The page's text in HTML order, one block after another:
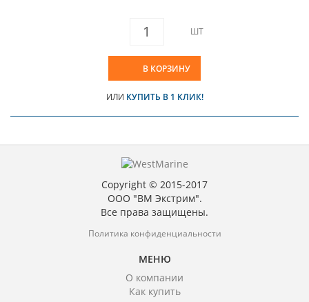
ШТ
В КОРЗИНУ
ИЛИ КУПИТЬ В 1 КЛИК!
Copyright © 2015-2017
ООО "ВМ Экстрим".
Все права защищены.
Политика конфиденциальности
МЕНЮ
О компании
Как купить